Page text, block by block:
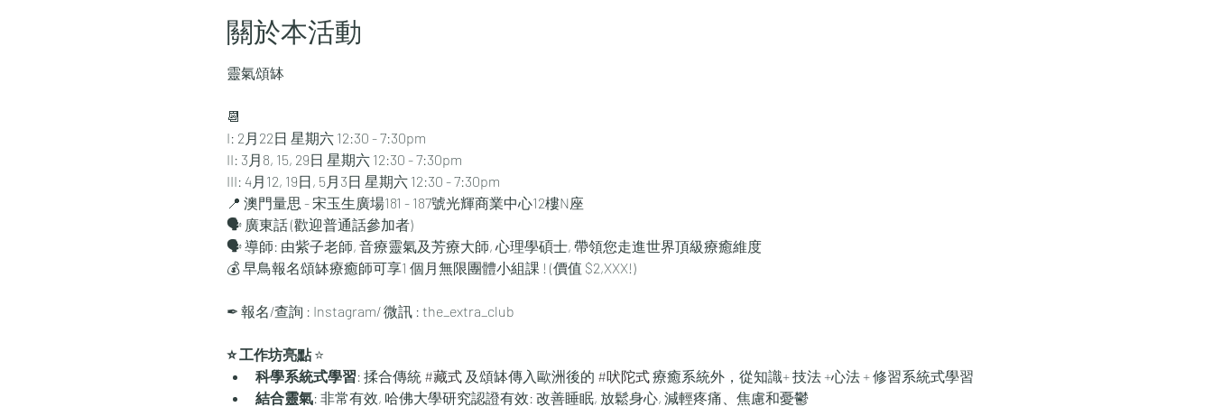
關於本活動
靈氣頌缽
📆
I: 2月22日 星期六 12:30 - 7:30pm
II: 3月8, 15, 29日 星期六 12:30 - 7:30pm
III: 4月12, 19日, 5月3日 星期六 12:30 - 7:30pm
📍 澳門量思 - 宋玉生廣場181 - 187號光輝商業中心12樓N座
🗣️ 廣東話 (歡迎普通話參加者)
🗣️ 導師: 由紫子老師, 音療靈氣及芳療大師, 心理學碩士, 帶領您走進世界頂級療癒維度
💰 早鳥報名頌缽療癒師可享1 個月無限團體小組課 ! (價值 $2,XXX!)
✒ 報名/查詢 : Instagram/ 微訊 : the_extra_club
⭐ 工作坊亮點 ⭐
科學系統式學習: 揉合傳統 #藏式 及頌缽傳入歐洲後的 #吠陀式 療癒系統外，從知識+ 技法 +心法 + 修習系統式學習
結合靈氣: 非常有效, 哈佛大學研究認證有效: 改善睡眠, 放鬆身心, 減輕疼痛、焦慮和憂鬱